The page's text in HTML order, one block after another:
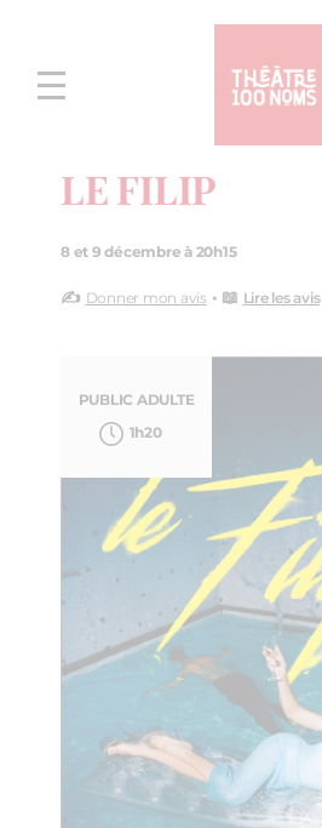
menu
LE FILIP
8 et 9 décembre à 20h15
✍️ Donner mon avis• 📖 Lire les avis
PUBLIC ADULTE
1h20